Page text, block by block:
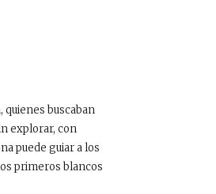
quienes buscaban
explorar, con
puede guiar a los
primeros blancos